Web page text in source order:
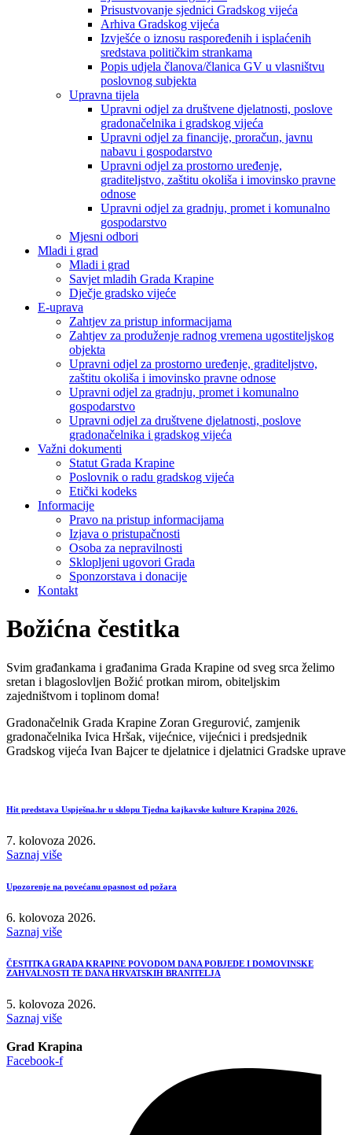
Prisustvovanje sjednici Gradskog vijeća
Arhiva Gradskog vijeća
Izvješće o iznosu raspoređenih i isplaćenih
sredstava političkim strankama
Popis udjela članova/članica GV u vlasništvu
poslovnog subjekta
Upravna tijela
Upravni odjel za društvene djelatnosti, poslove
gradonačelnika i gradskog vijeća
Upravni odjel za financije, proračun, javnu
nabavu i gospodarstvo
Upravni odjel za prostorno uređenje,
graditeljstvo, zaštitu okoliša i imovinsko pravne
odnose
Upravni odjel za gradnju, promet i komunalno
gospodarstvo
Mjesni odbori
Mladi i grad
Mladi i grad
Savjet mladih Grada Krapine
Dječje gradsko vijeće
E-uprava
Zahtjev za pristup informacijama
Zahtjev za produženje radnog vremena ugostiteljskog
objekta
Upravni odjel za prostorno uređenje, graditeljstvo,
zaštitu okoliša i imovinsko pravne odnose
Upravni odjel za gradnju, promet i komunalno
gospodarstvo
Upravni odjel za društvene djelatnosti, poslove
gradonačelnika i gradskog vijeća
Važni dokumenti
Statut Grada Krapine
Poslovnik o radu gradskog vijeća
Etički kodeks
Informacije
Pravo na pristup informacijama
Izjava o pristupačnosti
Osoba za nepravilnosti
Sklopljeni ugovori Grada
Sponzorstava i donacije
Kontakt
Božićna čestitka
Svim građankama i građanima Grada Krapine od sveg srca želimo
sretan i blagoslovljen Božić protkan mirom, obiteljskim
zajedništvom i toplinom doma!
Gradonačelnik Grada Krapine Zoran Gregurović, zamjenik
gradonačelnika Ivica Hršak, vijećnice, vijećnici i predsjednik
Gradskog vijeća Ivan Bajcer te djelatnice i djelatnici Gradske uprave
Hit predstava Uspješna.hr u sklopu Tjedna kajkavske kulture Krapina 2026.
7. kolovoza 2026.
Saznaj više
Upozorenje na povećanu opasnost od požara
6. kolovoza 2026.
Saznaj više
ČESTITKA GRADA KRAPINE POVODOM DANA POBJEDE I DOMOVINSKE
ZAHVALNOSTI TE DANA HRVATSKIH BRANITELJA
5. kolovoza 2026.
Saznaj više
Grad Krapina
Facebook-f